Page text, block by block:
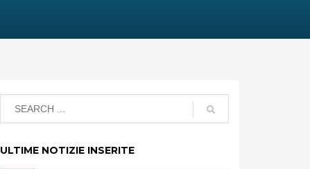
ULTIME NOTIZIE INSERITE